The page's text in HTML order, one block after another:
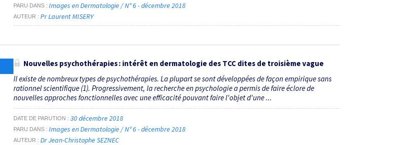
PARU DANS Images en Dermatologie / N° 6 - décembre 2018
AUTEUR Pr Laurent MISERY
Nouvelles psychothérapies : intérêt en dermatologie des TCC dites de troisième vague
Il existe de nombreux types de psychothérapies. La plupart se sont développées de façon empirique sans
rationnel scientifique (1). Progressivement, la recherche en psychologie a permis de faire éclore de
nouvelles approches fonctionnelles avec une efficacité pouvant faire l'objet d'une ...
DATE DE PARUTION 30 décembre 2018
PARU DANS Images en Dermatologie / N° 6 - décembre 2018
AUTEUR Dr Jean-Christophe SEZNEC